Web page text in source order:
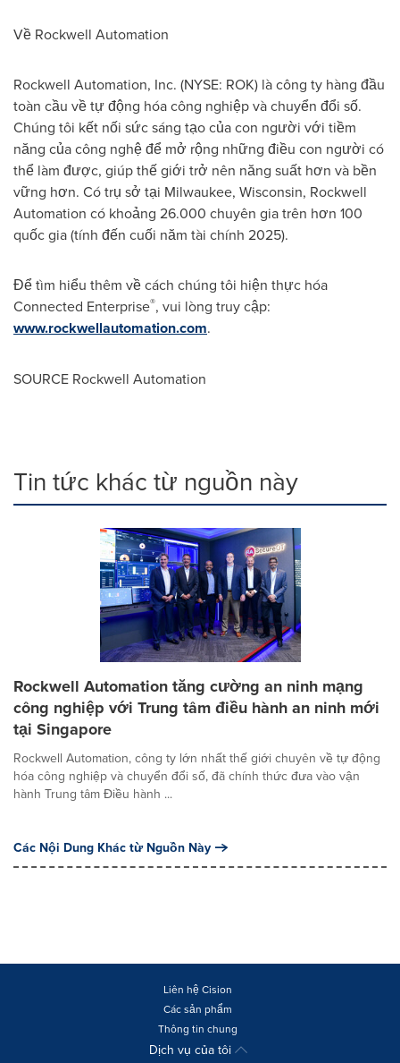
Về Rockwell Automation
Rockwell Automation, Inc. (NYSE: ROK) là công ty hàng đầu
toàn cầu về tự động hóa công nghiệp và chuyển đổi số.
Chúng tôi kết nối sức sáng tạo của con người với tiềm
năng của công nghệ để mở rộng những điều con người có
thể làm được, giúp thế giới trở nên năng suất hơn và bền
vững hơn. Có trụ sở tại Milwaukee, Wisconsin, Rockwell
Automation có khoảng 26.000 chuyên gia trên hơn 100
quốc gia (tính đến cuối năm tài chính 2025).
Để tìm hiểu thêm về cách chúng tôi hiện thực hóa
Connected Enterprise®, vui lòng truy cập:
www.rockwellautomation.com.
SOURCE Rockwell Automation
Tin tức khác từ nguồn này
Rockwell Automation tăng cường an ninh mạng
công nghiệp với Trung tâm điều hành an ninh mới
tại Singapore
Rockwell Automation, công ty lớn nhất thế giới chuyên về tự động
hóa công nghiệp và chuyển đổi số, đã chính thức đưa vào vận
hành Trung tâm Điều hành ...
Các Nội Dung Khác từ Nguồn Này
Liên hệ Cision
Các sản phẩm
Thông tin chung
Dịch vụ của tôi